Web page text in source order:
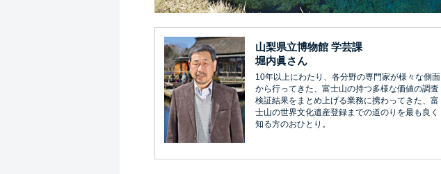
山梨県立博物館 学芸課
堀内眞さん
10年以上にわたり、各分野の専門家が様々な側面
から行ってきた、富士山の持つ多様な価値の調査
検証結果をまとめ上げる業務に携わってきた、富
士山の世界文化遺産登録までの道のりを最も良く
知る方のおひとり。